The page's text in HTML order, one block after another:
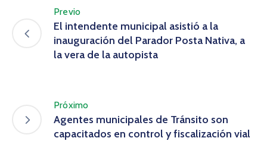
Previo
El intendente municipal asistió a la
inauguración del Parador Posta Nativa, a
la vera de la autopista
Próximo
Agentes municipales de Tránsito son
capacitados en control y fiscalización vial